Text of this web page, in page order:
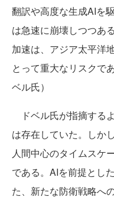
翻訳や高度な生成AIを
は急速に崩壊しつつあ
加速は、アジア太平洋
とって重大なリスクで
ベル氏）
ドベル氏が指摘する
は存在していた。しか
人間中心のタイムスケ
である。AIを前提とし
た、新たな防衛戦略へ